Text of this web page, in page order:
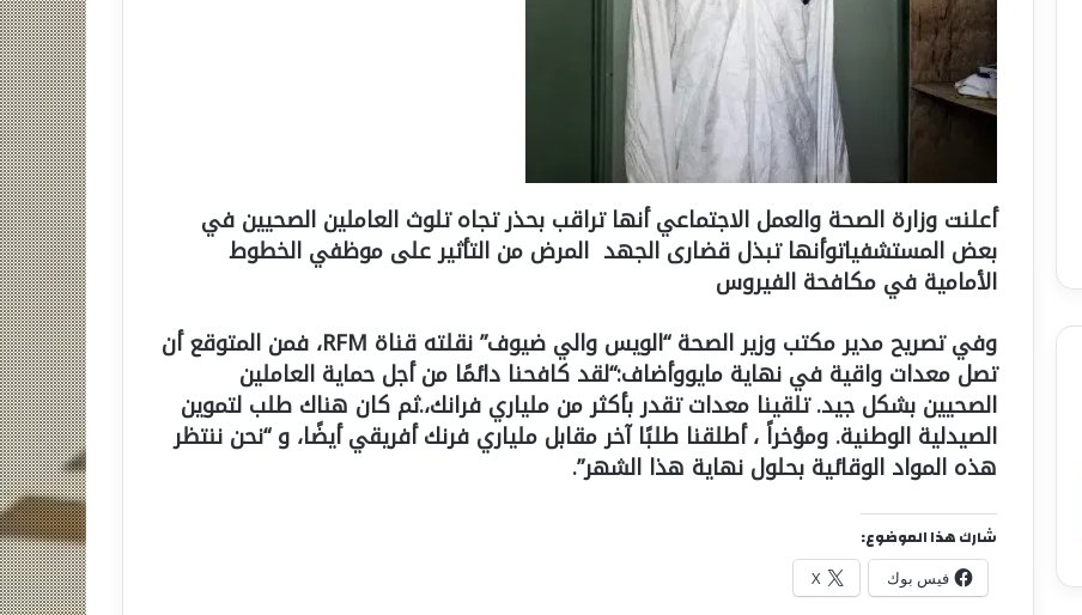
أعلنت وزارة الصحة والعمل الاجتماعي أنها تراقب بحذر تجاه تلوث العاملين الصحيين في
بعض المستشفياتوأنها تبذل قضارى الجهد المرض من التأثير على موظفي الخطوط
الأمامية في مكافحة الفيروس
وفي تصريح مدير مكتب وزير الصحة “الويس والي ضيوف” نقلته قناة RFM، فمن المتوقع أن
تصل معدات واقية في نهاية مايووأضاف:“لقد كافحنا دائمًا من أجل حماية العاملين
الصحيين بشكل جيد. تلقينا معدات تقدر بأكثر من ملياري فرانك،.ثم كان هناك طلب لتموين
الصيدلية الوطنية. ومؤخراً ، أطلقنا طلبًا آخر مقابل ملياري فرنك أفريقي أيضًا، و “نحن ننتظر
هذه المواد الوقائية بحلول نهاية هذا الشهر”.
شارك هذا الموضوع:
فيس بوك X